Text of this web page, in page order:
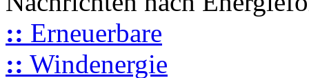
:: Erneuerbare
:: Windenergie